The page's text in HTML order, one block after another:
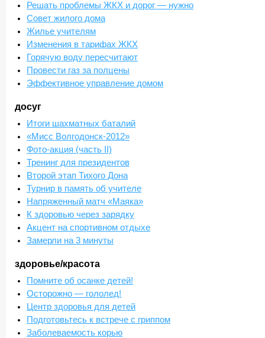
Решать проблемы ЖКХ и дорог — нужно
Совет жилого дома
Жилье учителям
Изменения в тарифах ЖКХ
Горячую воду пересчитают
Провести газ за полцены
Эффективное управление домом
досуг
Итоги шахматных баталий
«Мисс Волгодонск-2012»
Фото-акция (часть II)
Тренинг для президентов
Второй этап Тихого Дона
Турнир в память об учителе
Напряженный матч «Маяка»
К здоровью через зарядку
Акцент на спортивном отдыхе
Замерли на 3 минуты
здоровье/красота
Помните об осанке детей!
Осторожно — гололед!
Центр здоровья для детей
Подготовьтесь к встрече с гриппом
Заболеваемость корью